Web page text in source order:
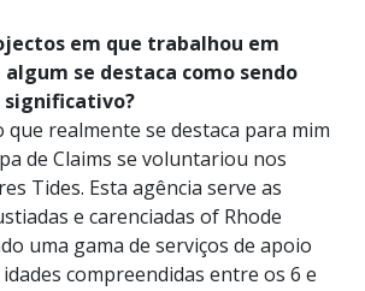
em que trabalhou em
se destaca como sendo
realmente se destaca para mim
de Claims se voluntariou nos
Tides. Esta agência serve as
e carenciadas of Rhode
uma gama de serviços de apoio
compreendidas entre os 6 e